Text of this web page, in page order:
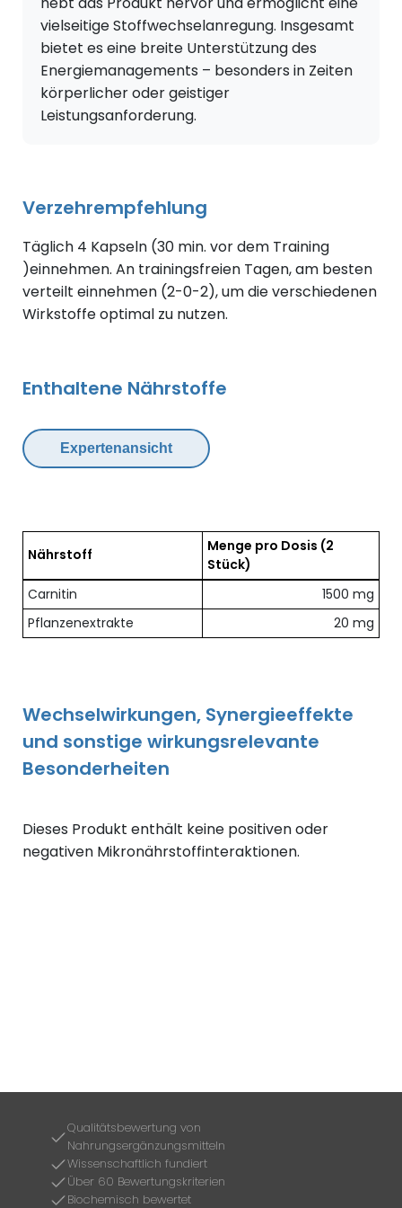
vielseitige Stoffwechselanregung. Insgesamt
bietet es eine breite Unterstützung des
Energiemanagements – besonders in Zeiten
körperlicher oder geistiger
Leistungsanforderung.
Verzehrempfehlung
Täglich 4 Kapseln (30 min. vor dem Training
)einnehmen. An trainingsfreien Tagen, am besten
verteilt einnehmen (2-0-2), um die verschiedenen
Wirkstoffe optimal zu nutzen.
Enthaltene Nährstoffe
Expertenansicht
Übersicht der enthaltenen Nährstoffe pro Dosis
Nährstoff Menge pro Dosis (2
Stück)
Carnitin
1500 mg
Pflanzenextrakte
20 mg
Wechselwirkungen, Synergieeffekte
und sonstige wirkungsrelevante
Besonderheiten
Dieses Produkt enthält keine positiven oder
negativen Mikronährstoffinteraktionen.
Qualitätsbewertung von
Nahrungsergänzungsmitteln
Wissenschaftlich fundiert
Über 60 Bewertungskriterien
Biochemisch bewertet